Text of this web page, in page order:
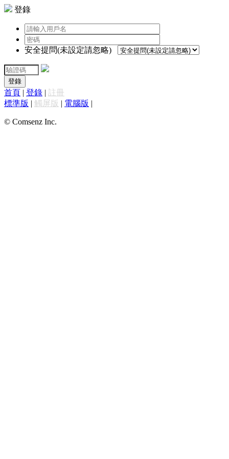
登錄
安全提問(未設定請忽略)
登錄
首頁 | 登錄 | 註冊
標準版 | 觸屏版 | 電腦版 |
© Comsenz Inc.